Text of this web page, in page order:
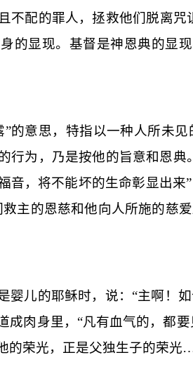
不配的罪人，拯救他们脱离咒
的显现。基督是神恩典的显
”的意思，特指以一种人所未
行为，乃是按他的旨意和恩
音，将不能坏的生命彰显出来
主的恩慈和他向人所施的慈
婴儿的耶稣时，说：“主啊！
成肉身里，“凡有血气的，都要
的荣光，正是父独生子的荣